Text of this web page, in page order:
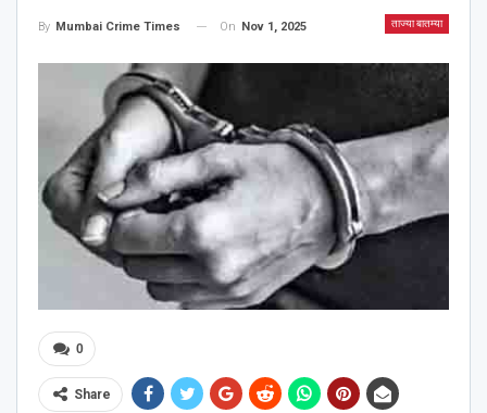
ताज्या बातम्या
By Mumbai Crime Times On Nov 1, 2025
0
Share